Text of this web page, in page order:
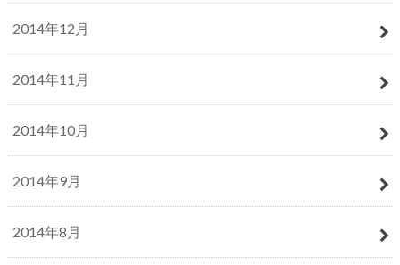
2014年12月
2014年11月
2014年10月
2014年9月
2014年8月